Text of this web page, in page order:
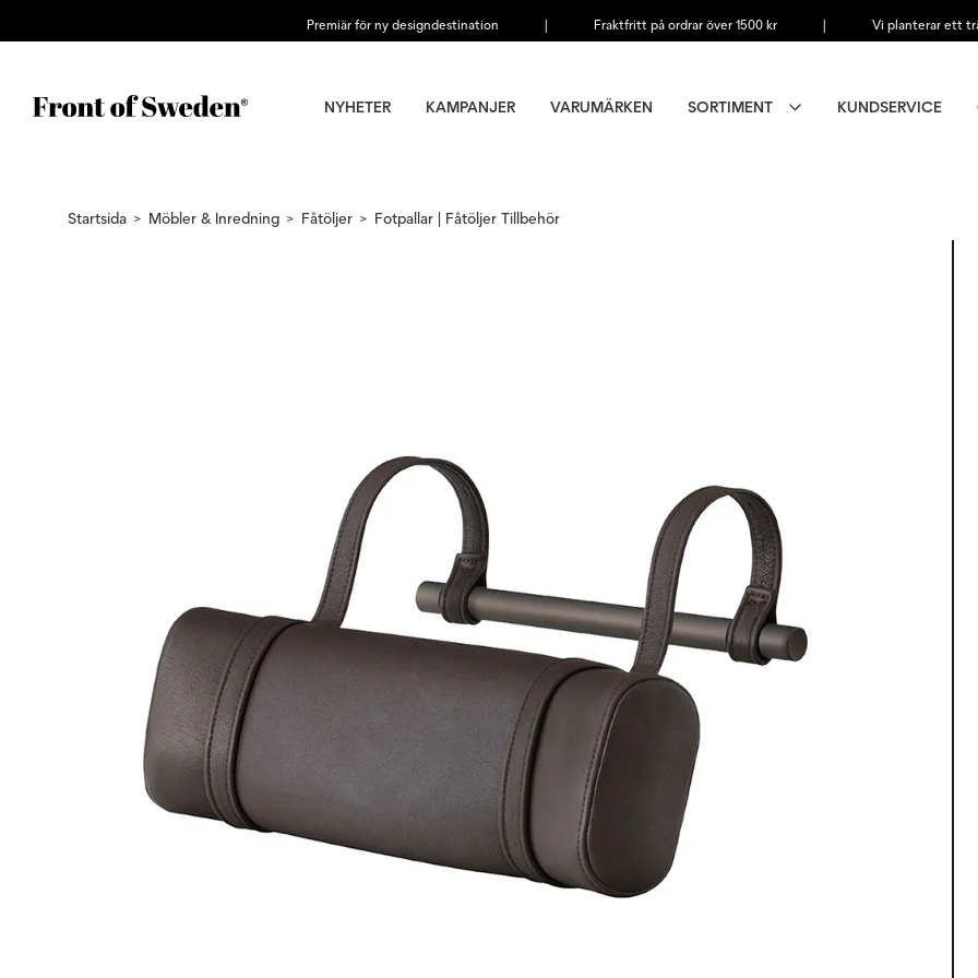
Premiär för ny designdestination | Fraktfritt på ordrar över 1500 kr | Vi planterar ett
NYHETER KAMPANJER VARUMÄRKEN SORTIMENT KUNDSERVICE
Startsida Möbler & Inredning Fåtöljer Fotpallar | Fåtöljer Tillbehör